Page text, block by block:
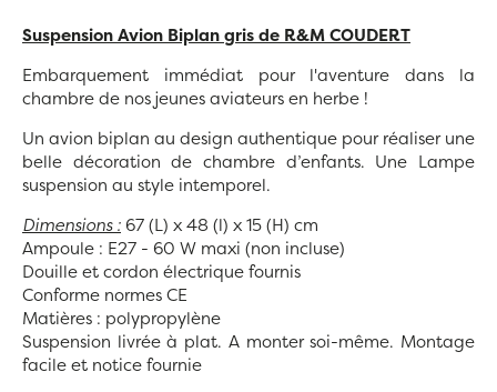
Suspension Avion Biplan gris de R&M COUDERT
Embarquement immédiat pour l'aventure dans la
chambre de nos jeunes aviateurs en herbe !
Un avion biplan au design authentique pour réaliser une
belle décoration de chambre d’enfants. Une Lampe
suspension au style intemporel.
Dimensions :67 (L) x 48 (l) x 15 (H) cm
Ampoule : E27 - 60 W maxi (non incluse)
Douille et cordon électrique fournis
Conforme normes CE
Matières : polypropylène
Suspension livrée à plat. A monter soi-même. Montage
facile et notice fournie